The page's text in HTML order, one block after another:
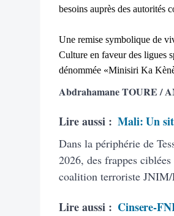
besoins auprès des autorités
Une remise symbolique de
Culture en faveur des ligues
dénommée «Minisiri Ka
Abdrahamane TOURE /
Lire aussi : Mali: Un
Dans la périphérie de
2026, des frappes
coalition terroriste
Lire aussi : Cinsere-